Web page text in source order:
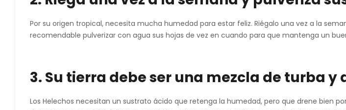
Por su origen tropical, necesita mucha humedad para estar feliz. Riégalo una vez a la
recomendable pulverizar con agua sus hojas de vez en cuando para que mantenga un
3. Su tierra debe ser una mezcla de turba y
Los Helechos necesitan un sustrato ácido que retenga la humedad, pero que drene bien